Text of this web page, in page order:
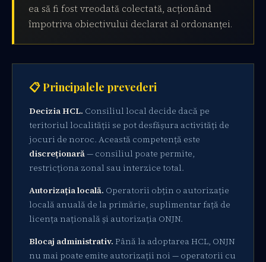
ea să fi fost vreodată colectată, acționând
împotriva obiectivului declarat al ordonanței.
📋 Principalele prevederi
Decizia HCL. Consiliul local decide dacă pe
teritoriul localității se pot desfășura activități de
jocuri de noroc. Această competență este
discreționară— consiliul poate permite,
restricționa zonal sau interzice total.
Autorizația locală. Operatorii obțin o autorizație
locală anuală de la primărie, suplimentar față de
licența națională și autorizația ONJN.
Blocaj administrativ. Până la adoptarea HCL, ONJN
nu mai poate emite autorizații noi — operatorii cu